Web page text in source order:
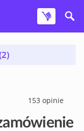
produkty (2)
153 opinie